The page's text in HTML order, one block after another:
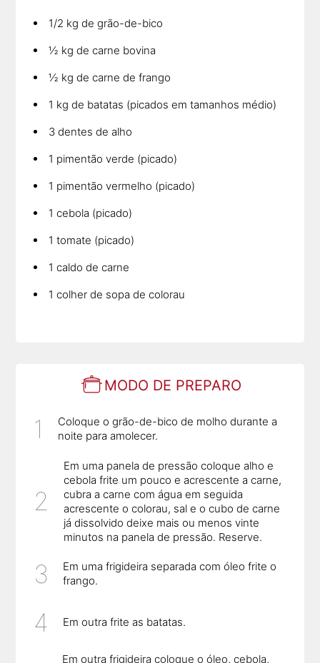
1/2 kg de grão-de-bico
½ kg de carne bovina
½ kg de carne de frango
1 kg de batatas (picados em tamanhos médio)
3 dentes de alho
1 pimentão verde (picado)
1 pimentão vermelho (picado)
1 cebola (picado)
1 tomate (picado)
1 caldo de carne
1 colher de sopa de colorau
MODO DE PREPARO
Coloque o grão-de-bico de molho durante a
noite para amolecer.
Em uma panela de pressão coloque alho e
cebola frite um pouco e acrescente a carne,
cubra a carne com água em seguida
acrescente o colorau, sal e o cubo de carne
já dissolvido deixe mais ou menos vinte
minutos na panela de pressão. Reserve.
Em uma frigideira separada com óleo frite o
frango.
Em outra frite as batatas.
Em outra frigideira coloque o óleo, cebola,